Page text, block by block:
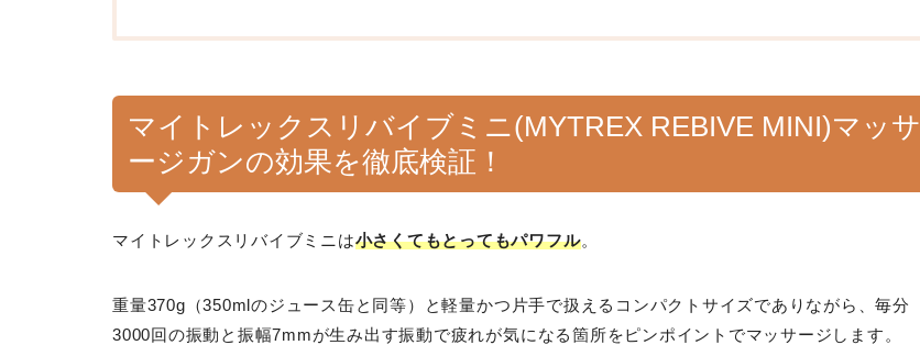
マイトレックスリバイブミニ(MYTREX REBIVE MINI)マッサ
ージガンの効果を徹底検証！
マイトレックスリバイブミニは小さくてもとってもパワフル。
重量370g（350mlのジュース缶と同等）と軽量かつ片手で扱えるコンパクトサイズでありながら、毎分
3000回の振動と振幅7mmが生み出す振動で疲れが気になる箇所をピンポイントでマッサージします。